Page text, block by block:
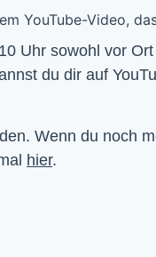
du dir auf
Wenn du noch
hier.